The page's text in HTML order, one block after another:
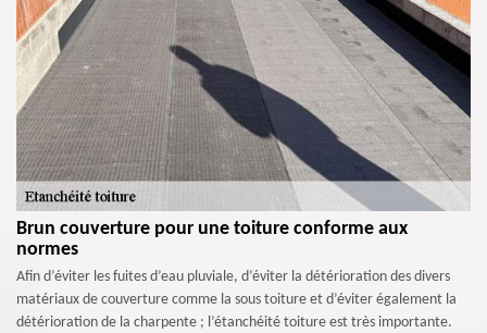
Brun couverture pour une toiture conforme aux
normes
Afin d’éviter les fuites d’eau pluviale, d’éviter la détérioration des divers
matériaux de couverture comme la sous toiture et d’éviter également la
détérioration de la charpente ; l’étanchéité toiture est très importante.